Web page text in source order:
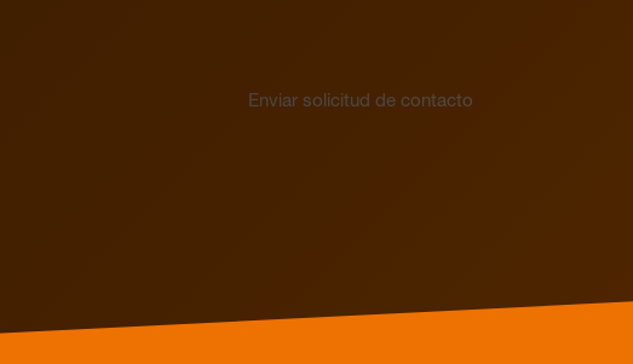
Enviar solicitud de contacto